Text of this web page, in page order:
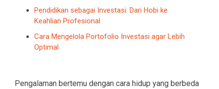
Pendidikan sebagai Investasi: Dari Hobi ke
Keahlian Profesional
Cara Mengelola Portofolio Investasi agar Lebih
Optimal
Pengalaman bertemu dengan cara hidup yang berbeda